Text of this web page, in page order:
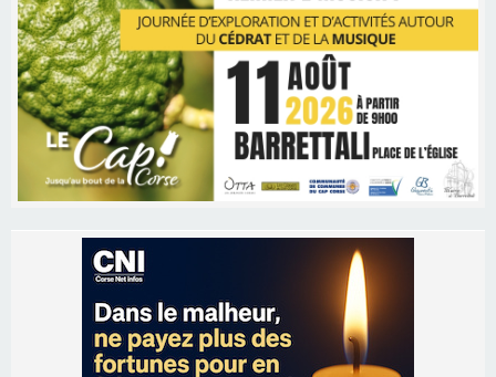
Les brèves
06/08/2026 15:57
Ucciani – Marché des producteurs à Cruculi le